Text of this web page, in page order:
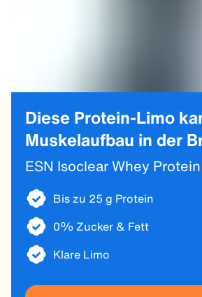
Diese Protein-Limo
Muskelaufbau in der
ESN Isoclear Whey Protein
Bis zu 25 g Protein
0% Zucker & Fett
Klare Limo